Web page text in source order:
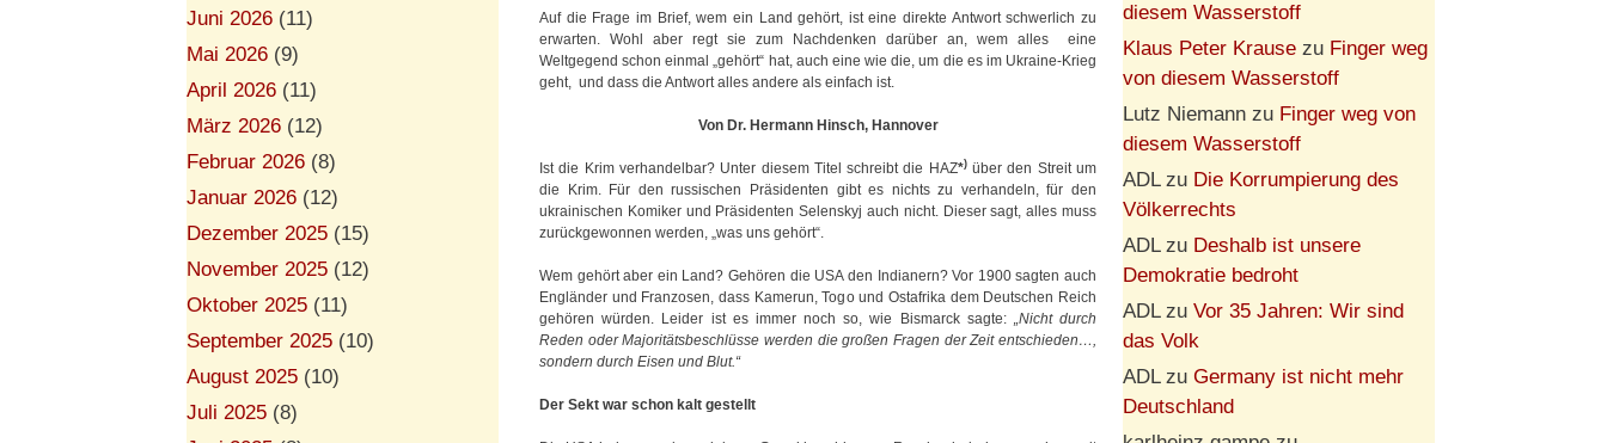
Auf die Frage im Brief, wem ein Land gehört, ist eine direkte Antwort schwerlich zu
erwarten. Wohl aber regt sie zum Nachdenken darüber an, wem alles eine
Weltgegend schon einmal „gehört“ hat, auch eine wie die, um die es im Ukraine-Krieg
geht, und dass die Antwort alles andere als einfach ist.
Von Dr. Hermann Hinsch, Hannover
Ist die Krim verhandelbar? Unter diesem Titel schreibt die HAZ*)über den Streit um
die Krim. Für den russischen Präsidenten gibt es nichts zu verhandeln, für den
ukrainischen Komiker und Präsidenten Selenskyj auch nicht. Dieser sagt, alles muss
zurückgewonnen werden, „was uns gehört“.
Wem gehört aber ein Land? Gehören die USA den Indianern? Vor 1900 sagten auch
Engländer und Franzosen, dass Kamerun, Togo und Ostafrika dem Deutschen Reich
gehören würden. Leider ist es immer noch so, wie Bismarck sagte: „Nicht durch
Reden oder Majoritätsbeschlüsse werden die großen Fragen der Zeit entschieden…,
sondern durch Eisen und Blut.“
Der Sekt war schon kalt gestellt
Juni 2026 (11)
Mai 2026 (9)
April 2026 (11)
März 2026 (12)
Februar 2026 (8)
Januar 2026 (12)
Dezember 2025 (15)
November 2025 (12)
Oktober 2025 (11)
September 2025 (10)
August 2025 (10)
Juli 2025 (8)
diesem Wasserstoff
Klaus Peter Krause zu Finger weg
von diesem Wasserstoff
Lutz Niemann zu Finger weg von
diesem Wasserstoff
ADLzu Die Korrumpierung des
Völkerrechts
ADLzu Deshalb ist unsere
Demokratie bedroht
ADLzu Vor 35 Jahren: Wir sind
das Volk
ADLzu Germany ist nicht mehr
Deutschland